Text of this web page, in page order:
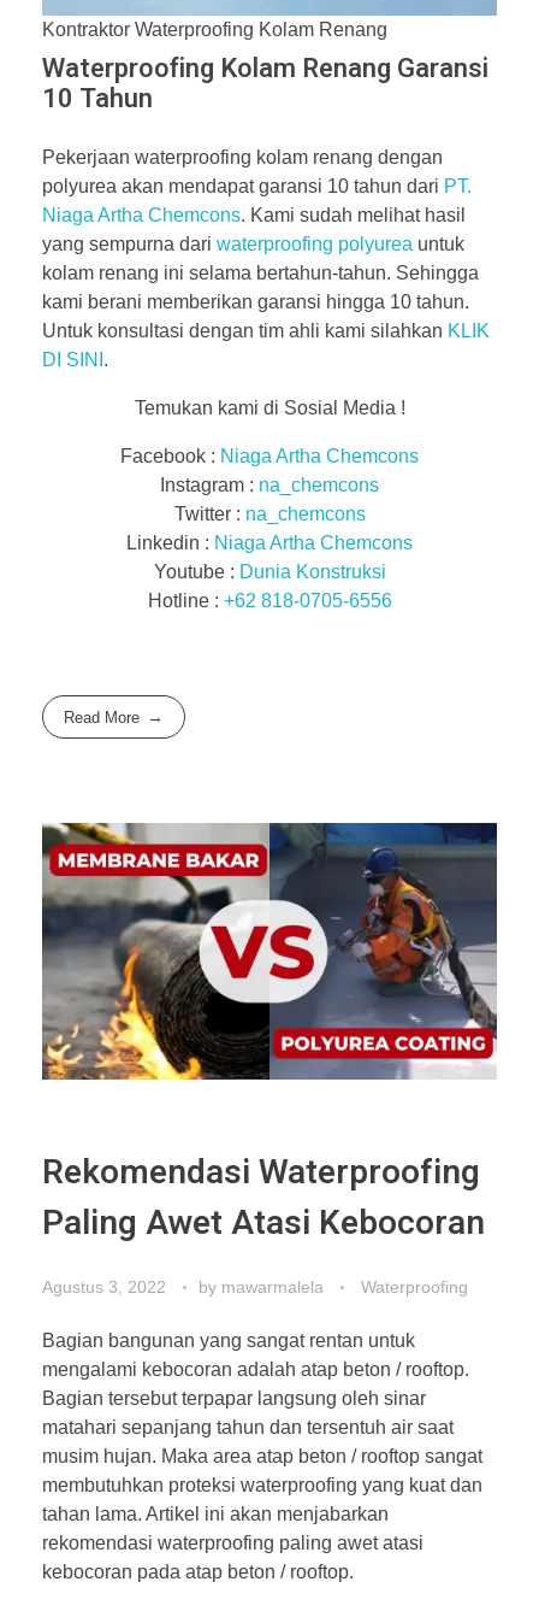
Kontraktor Waterproofing Kolam Renang
Waterproofing Kolam Renang Garansi
10 Tahun
Pekerjaan waterproofing kolam renang dengan
polyurea akan mendapat garansi 10 tahun dari PT.
Niaga Artha Chemcons. Kami sudah melihat hasil
yang sempurna dari waterproofing polyurea untuk
kolam renang ini selama bertahun-tahun. Sehingga
kami berani memberikan garansi hingga 10 tahun.
Untuk konsultasi dengan tim ahli kami silahkan KLIK
DI SINI .
Temukan kami di Sosial Media !
Facebook : Niaga Artha Chemcons
Instagram : na_chemcons
Twitter : na_chemcons
Linkedin : Niaga Artha Chemcons
Youtube : Dunia Konstruksi
Hotline : +62 818-0705-6556
Read More
Rekomendasi Waterproofing
Paling Awet Atasi Kebocoran
Agustus 3, 2022 by mawarmalela Waterproofing
Bagian bangunan yang sangat rentan untuk
mengalami kebocoran adalah atap beton / rooftop.
Bagian tersebut terpapar langsung oleh sinar
matahari sepanjang tahun dan tersentuh air saat
musim hujan. Maka area atap beton / rooftop sangat
membutuhkan proteksi waterproofing yang kuat dan
tahan lama. Artikel ini akan menjabarkan
rekomendasi waterproofing paling awet atasi
kebocoran pada atap beton / rooftop.